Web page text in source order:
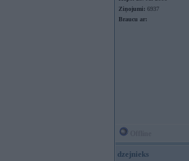
Ziņojumi: 6937
Braucu ar:
dzejnieks